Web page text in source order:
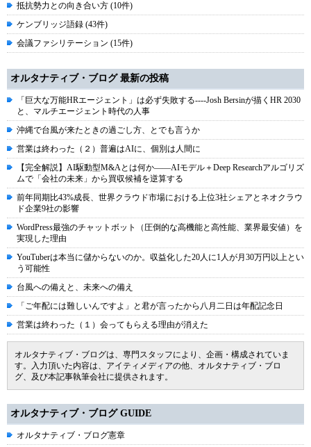
抵抗勢力との向き合い方 (10件)
ケンブリッジ語録 (43件)
会議ファシリテーション (15件)
オルタナティブ・ブログ 最新の投稿
「巨大な万能HRエージェント」は必ず失敗する----Josh Bersinが描くHR 2030
と、マルチエージェント時代の人事
沖縄で台風が来たときの過ごし方、とでも言うか
営業は終わった（２）普遍はAIに、個別は人間に
【完全解説】AI駆動型M&Aとは何か――AIモデル＋Deep Researchアルゴリズ
ムで「会社の未来」から買収候補を逆算する
前年同期比43%成長、世界クラウド市場における上位3社シェアとネオクラウ
ド企業9社の影響
WordPress最強のチャットボット（圧倒的な高機能と高性能、業界最安値）を
実現した理由
YouTuberは本当に儲からないのか。収益化した20人に1人が月30万円以上とい
う可能性
台風への備えと、未来への備え
「ご年配には難しいんですよ」と君が言ったから八月二日は年配記念日
営業は終わった（１）会ってもらえる理由が消えた
オルタナティブ・ブログは、専門スタッフにより、企画・構成されていま
す。入力頂いた内容は、アイティメディアの他、オルタナティブ・ブロ
グ、及び本記事執筆会社に提供されます。
オルタナティブ・ブログ GUIDE
オルタナティブ・ブログ憲章